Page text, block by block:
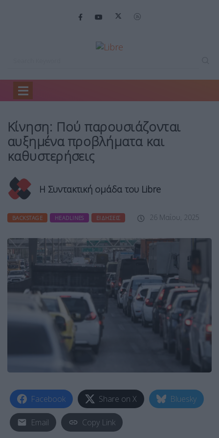
Home
Κίνηση: Πού παρουσιάζονται
αυξημένα προβλήματα και
καθυστερήσεις
Η Συντακτική ομάδα του Libre
BACKSTAGE HEADLINES ΕΙΔΉΣΕΙΣ 26 Μαΐου, 2025
Facebook Share on X Bluesky
Email Copy Link